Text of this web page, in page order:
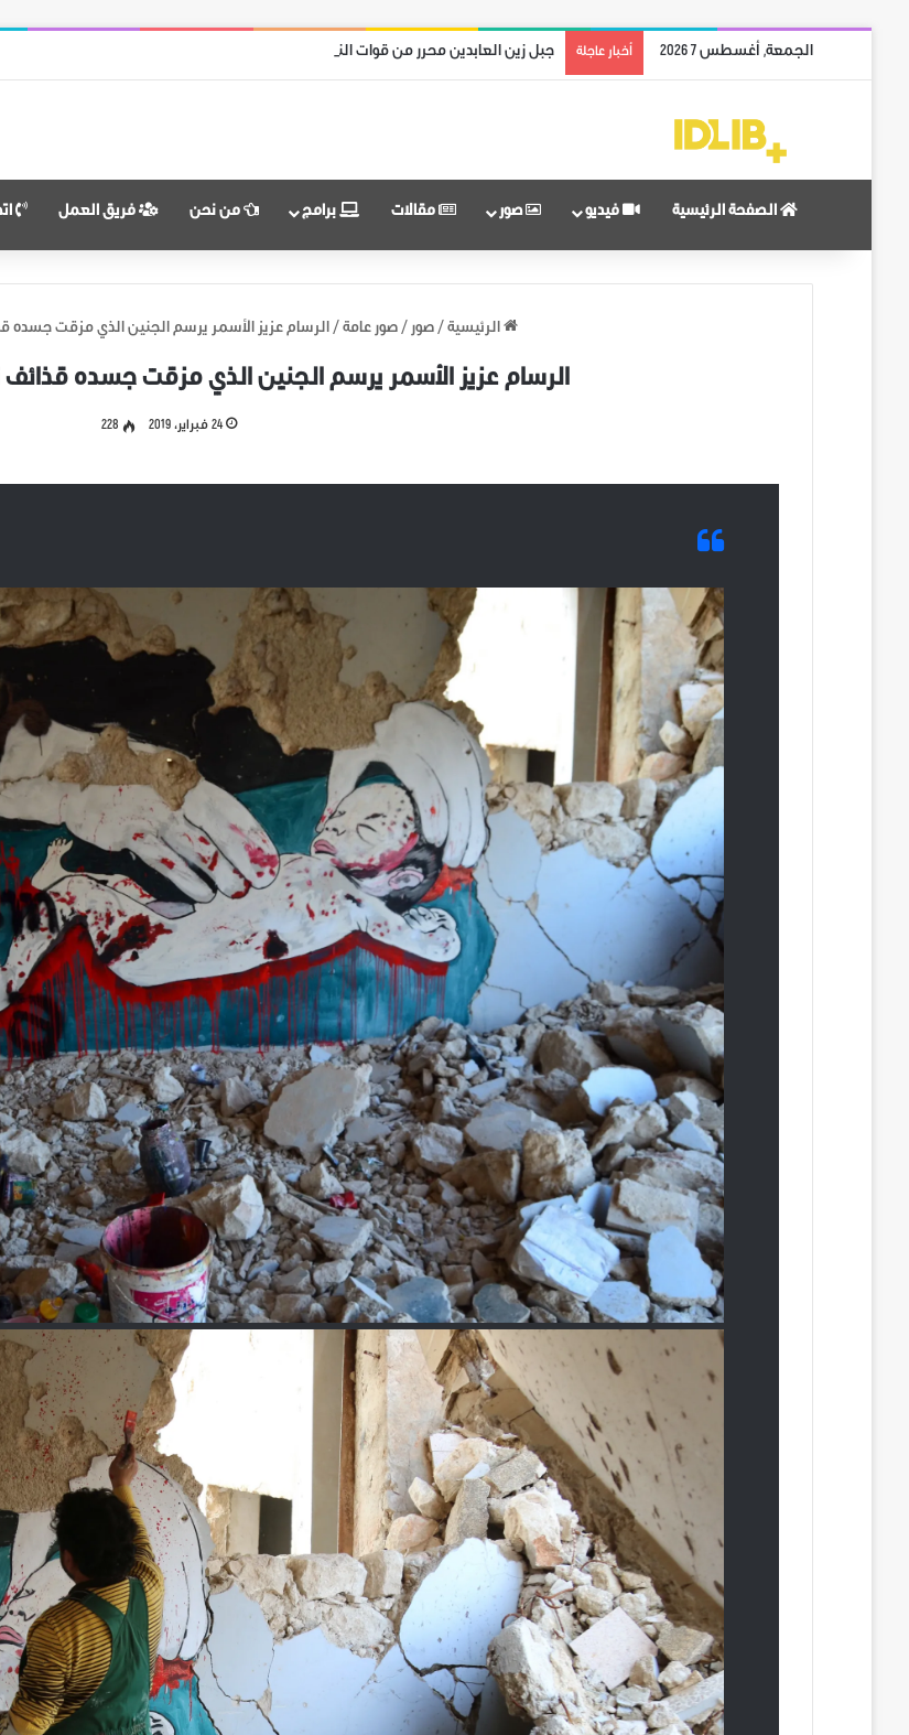
الجمعة, أغسطس 7 2026 أخبار عاجلة جبل زين العابدين محرر من قوات النظام وميليشياته
الصفحة الرئيسية فيديو صور مقالات برامج من نحن فريق العمل
الرئيسية / صور / صور عامة / الرسام عزيز الأسمر يرسم الجنين الذي مزقت جسده
الرسام عزيز الأسمر يرسم الجنين الذي مزقت جسده
24 فبراير، 2019 228